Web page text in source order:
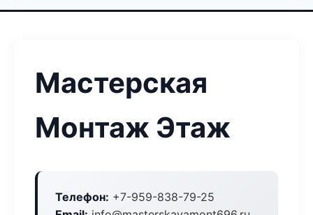
Мастерская
Монтаж Этаж
Телефон: +7-959-838-79-25